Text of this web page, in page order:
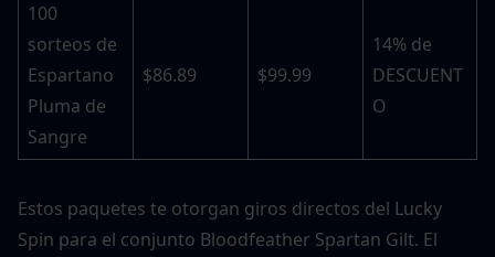
100
sorteos de
Espartano
Pluma de
Sangre
$86.89 $99.99
14% de
DESCUENT
O
Estos paquetes te otorgan giros directos del Lucky
Spin para el conjunto Bloodfeather Spartan Gilt. El